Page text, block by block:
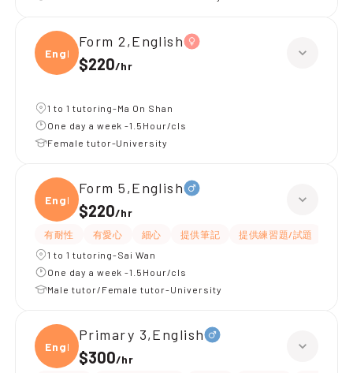
Engli
Form 2,English
$220/hr
1 to 1 tutoring-Ma On Shan
One day a week -1.5Hour/cls
Female tutor-University
Engli
Form 5,English
$220/hr
有耐性 有愛心 細心 提供筆記 提供練習題/試題
1 to 1 tutoring-Sai Wan
One day a week -1.5Hour/cls
Male tutor/Female tutor-University
Engli
Primary 3,English
$300/hr